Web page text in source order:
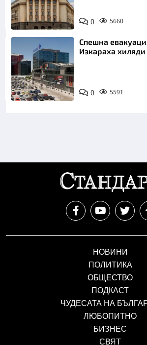
0 5660
Спешна
Изкараха
0 5591
НОВИНИ
ПОЛИТИКА
ОБЩЕСТВО
ПОДКАСТ
ЧУДЕСАТА НА
ЛЮБОПИТНО
БИЗНЕС
СВЯТ